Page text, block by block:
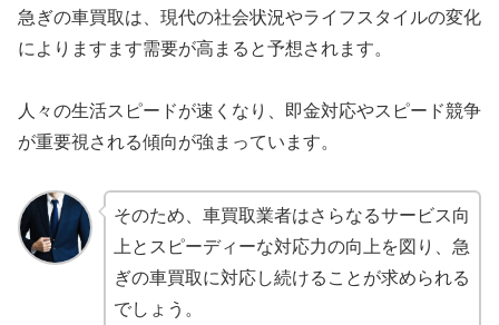
急ぎの車買取は、現代の社会状況やライフスタイルの変化
によりますます需要が高まると予想されます。
人々の生活スピードが速くなり、即金対応やスピード競争
が重要視される傾向が強まっています。
そのため、車買取業者はさらなるサービス向
上とスピーディーな対応力の向上を図り、急
ぎの車買取に対応し続けることが求められる
でしょう。